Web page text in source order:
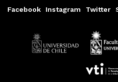
Facebook Instagram Twitter